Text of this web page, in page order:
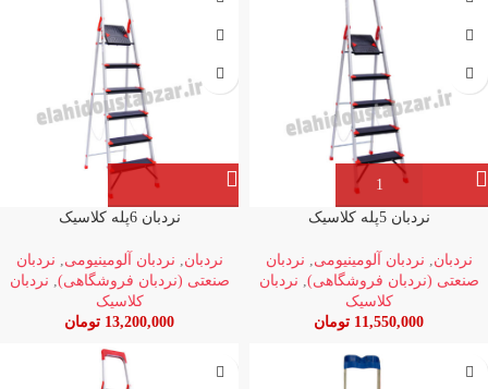
نردبان 5پله کلاسیک
نردبان نردبان آلومینیومی
نردبان
صنعتی (نردبان فروشگاهی) نردبان
کلاسیک
11,550,000 تومان
نردبان 6پله کلاسیک
نردبان نردبان آلومینیومی
نردبان
صنعتی (نردبان فروشگاهی) نردبان
کلاسیک
13,200,000 تومان